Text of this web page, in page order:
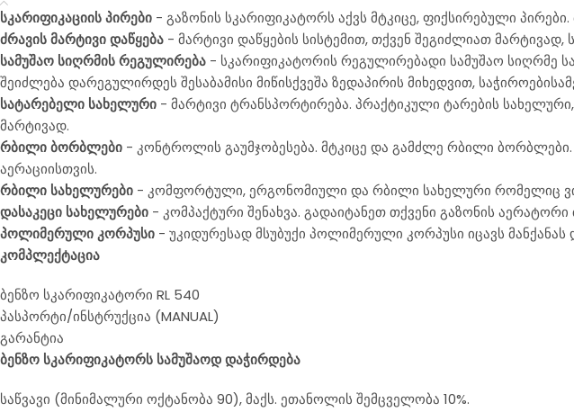
სკარიფიკაციის პირები - გაზონის სკარიფიკატორს აქვს მტკიცე, ფიქსირებული
ძრავის მარტივი დაწყება - მარტივი დაწყების სისტემით, თქვენ შეგიძლიათ
სამუშაო სიღრმის რეგულირება - სკარიფიკატორის რეგულირებადი სამუშაო სიღრმე
შეიძლება დარეგულირდეს შესაბამისი მიწისქვეშა ზედაპირის მიხედვით,
სატარებელი სახელური - მარტივი ტრანსპორტირება. პრაქტიკული ტარების
მარტივად.
რბილი ბორბლები - კონტროლის გაუმჯობესება. მტკიცე და გამძლე რბილი
აერაციისთვის.
რბილი სახელურები - კომფორტული, ერგონომიული და რბილი სახელური რომელიც
დასაკეცი სახელურები - კომპაქტური შენახვა. გადაიტანეთ თქვენი გაზონის
პოლიმერული კორპუსი - უკიდურესად მსუბუქი პოლიმერული კორპუსი იცავს
კომპლექტაცია
ბენზო სკარიფიკატორი RL 540
პასპორტი/ინსტრუქცია (MANUAL)
გარანტია
ბენზო სკარიფიკატორს სამუშაოდ დაჭირდება
საწვავი (მინიმალური ოქტანობა 90), მაქს. ეთანოლის შემცველობა 10%.